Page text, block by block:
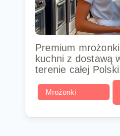
Premium
kuchni z dostawą
terenie całej
Mrożonki